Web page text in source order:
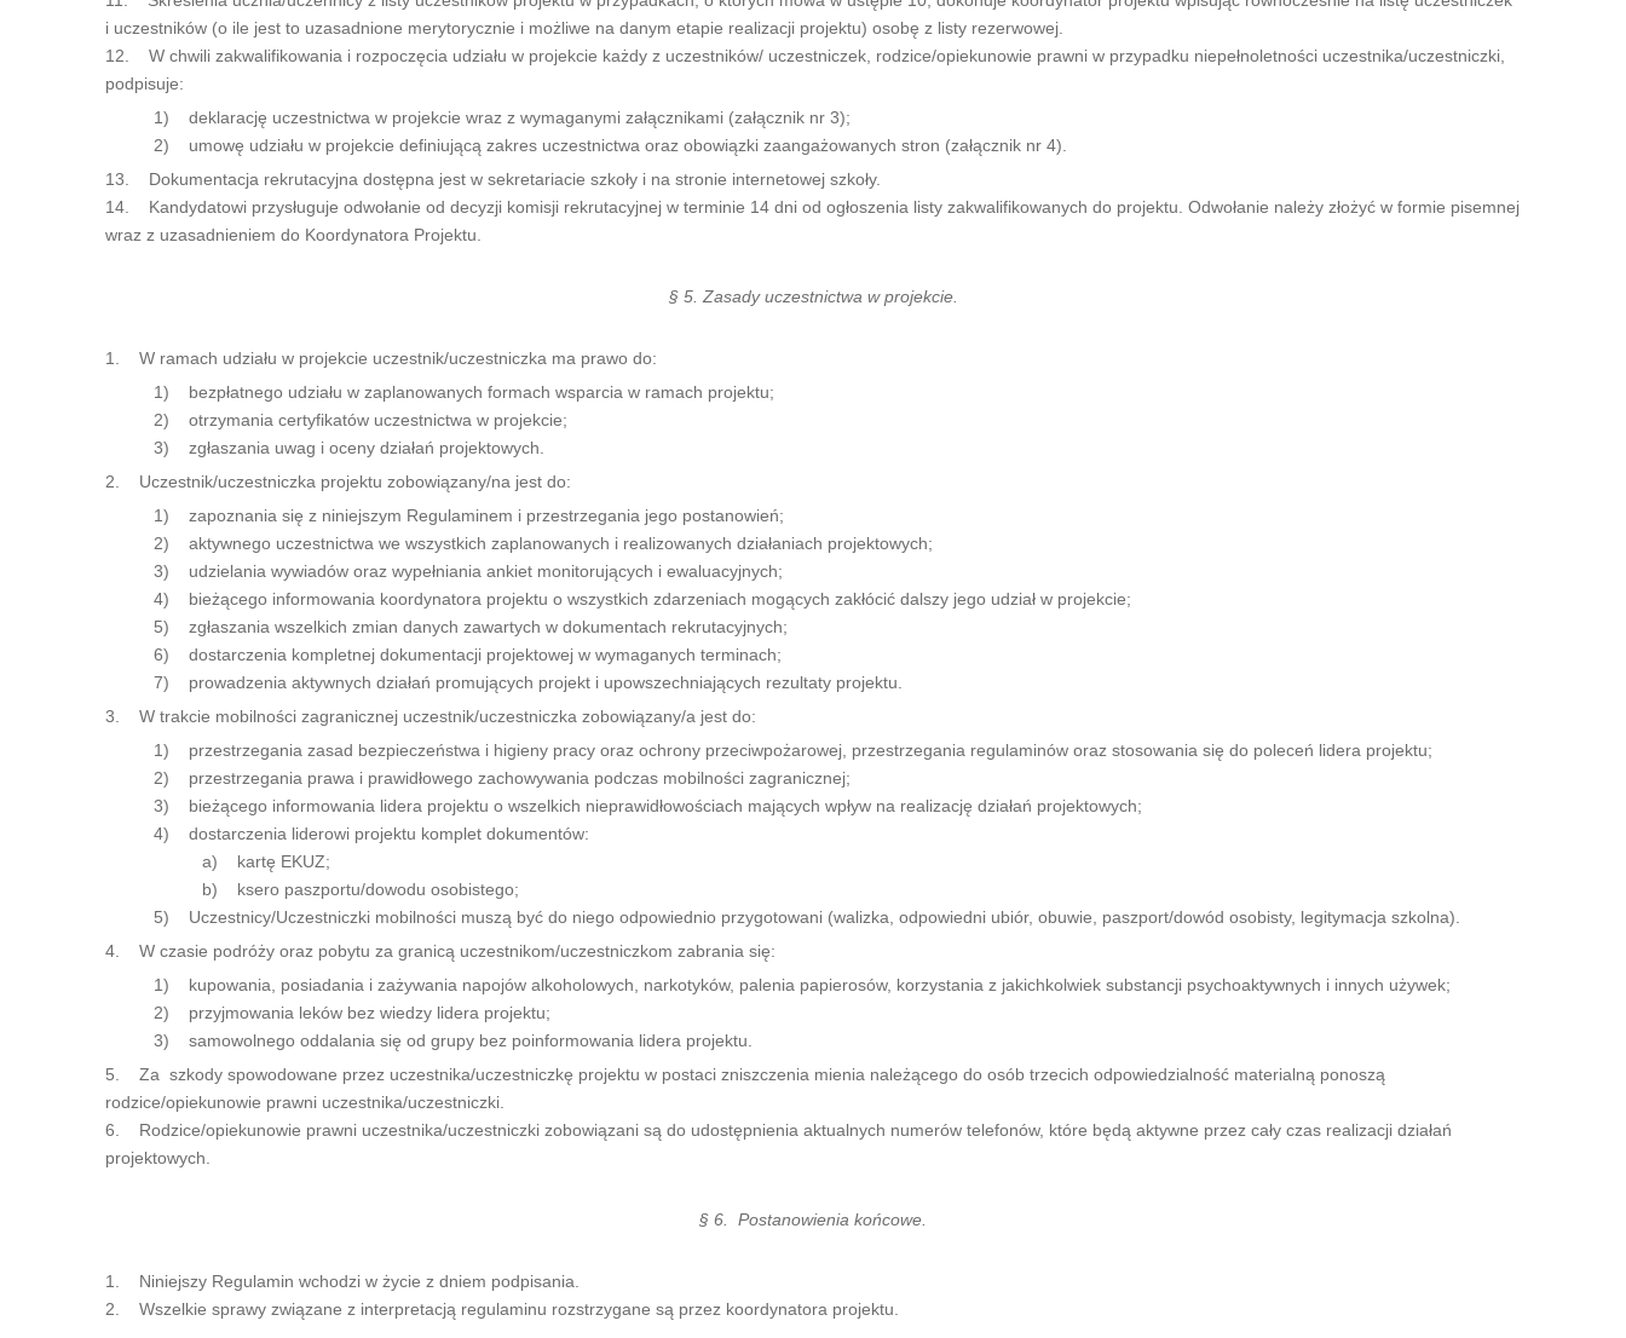
i uczestników (o ile jest to uzasadnione merytorycznie i możliwe na danym etapie realizacji projektu) osobę z listy rezerwowej.
12. W chwili zakwalifikowania i rozpoczęcia udziału w projekcie każdy z uczestników/ uczestniczek, rodzice/opiekunowie prawni w przypadku niepełnoletności uczestnika/uczestniczki,
podpisuje:
1) deklarację uczestnictwa w projekcie wraz z wymaganymi załącznikami (załącznik nr 3);
2) umowę udziału w projekcie definiującą zakres uczestnictwa oraz obowiązki zaangażowanych stron (załącznik nr 4).
13. Dokumentacja rekrutacyjna dostępna jest w sekretariacie szkoły i na stronie internetowej szkoły.
14. Kandydatowi przysługuje odwołanie od decyzji komisji rekrutacyjnej w terminie 14 dni od ogłoszenia listy zakwalifikowanych do projektu. Odwołanie należy złożyć w formie pisemnej
wraz z uzasadnieniem do Koordynatora Projektu.
§ 5. Zasady uczestnictwa w projekcie.
1. W ramach udziału w projekcie uczestnik/uczestniczka ma prawo do:
1) bezpłatnego udziału w zaplanowanych formach wsparcia w ramach projektu;
2) otrzymania certyfikatów uczestnictwa w projekcie;
3) zgłaszania uwag i oceny działań projektowych.
2. Uczestnik/uczestniczka projektu zobowiązany/na jest do:
1) zapoznania się z niniejszym Regulaminem i przestrzegania jego postanowień;
2) aktywnego uczestnictwa we wszystkich zaplanowanych i realizowanych działaniach projektowych;
3) udzielania wywiadów oraz wypełniania ankiet monitorujących i ewaluacyjnych;
4) bieżącego informowania koordynatora projektu o wszystkich zdarzeniach mogących zakłócić dalszy jego udział w projekcie;
5) zgłaszania wszelkich zmian danych zawartych w dokumentach rekrutacyjnych;
6) dostarczenia kompletnej dokumentacji projektowej w wymaganych terminach;
7) prowadzenia aktywnych działań promujących projekt i upowszechniających rezultaty projektu.
3. W trakcie mobilności zagranicznej uczestnik/uczestniczka zobowiązany/a jest do:
1) przestrzegania zasad bezpieczeństwa i higieny pracy oraz ochrony przeciwpożarowej, przestrzegania regulaminów oraz stosowania się do poleceń lidera projektu;
2) przestrzegania prawa i prawidłowego zachowywania podczas mobilności zagranicznej;
3) bieżącego informowania lidera projektu o wszelkich nieprawidłowościach mających wpływ na realizację działań projektowych;
4) dostarczenia liderowi projektu komplet dokumentów:
a) kartę EKUZ;
b) ksero paszportu/dowodu osobistego;
5) Uczestnicy/Uczestniczki mobilności muszą być do niego odpowiednio przygotowani (walizka, odpowiedni ubiór, obuwie, paszport/dowód osobisty, legitymacja szkolna).
4. W czasie podróży oraz pobytu za granicą uczestnikom/uczestniczkom zabrania się:
1) kupowania, posiadania i zażywania napojów alkoholowych, narkotyków, palenia papierosów, korzystania z jakichkolwiek substancji psychoaktywnych i innych używek;
2) przyjmowania leków bez wiedzy lidera projektu;
3) samowolnego oddalania się od grupy bez poinformowania lidera projektu.
5. Za szkody spowodowane przez uczestnika/uczestniczkę projektu w postaci zniszczenia mienia należącego do osób trzecich odpowiedzialność materialną ponoszą
rodzice/opiekunowie prawni uczestnika/uczestniczki.
6. Rodzice/opiekunowie prawni uczestnika/uczestniczki zobowiązani są do udostępnienia aktualnych numerów telefonów, które będą aktywne przez cały czas realizacji działań
projektowych.
§ 6. Postanowienia końcowe.
1. Niniejszy Regulamin wchodzi w życie z dniem podpisania.
2. Wszelkie sprawy związane z interpretacją regulaminu rozstrzygane są przez koordynatora projektu.